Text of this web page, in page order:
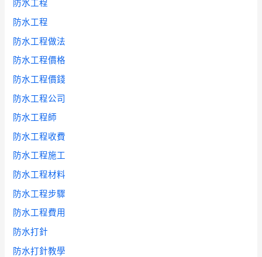
防水工程
防水工程
防水工程做法
防水工程價格
防水工程價錢
防水工程公司
防水工程師
防水工程收費
防水工程施工
防水工程材料
防水工程步驟
防水工程費用
防水打針
防水打針教學